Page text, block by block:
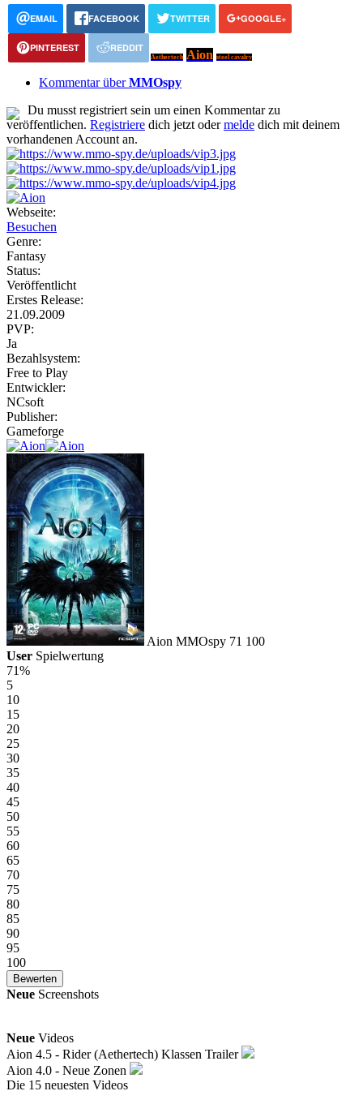
EMAIL FACEBOOK TWITTER GOOGLE+
PINTEREST REDDIT
Aethertech Aion steel cavalry
Kommentar überMMOspy
Du musst registriert sein um einen Kommentar zu
veröffentlichen. Registriere dich jetzt odermelde dich mit deinem
vorhandenen Account an.
Webseite:
Besuchen
Genre:
Fantasy
Status:
Veröffentlicht
Erstes Release:
21.09.2009
PVP:
Ja
Bezahlsystem:
Free to Play
Entwickler:
NCsoft
Publisher:
Gameforge
Aion MMOspy 71 100
User Spielwertung
71%
5
10
15
20
25
30
35
40
45
50
55
60
65
70
75
80
85
90
95
100
Neue Screenshots
Neue Videos
Aion 4.5 - Rider (Aethertech) Klassen Trailer
Aion 4.0 - Neue Zonen
Die 15 neuesten Videos